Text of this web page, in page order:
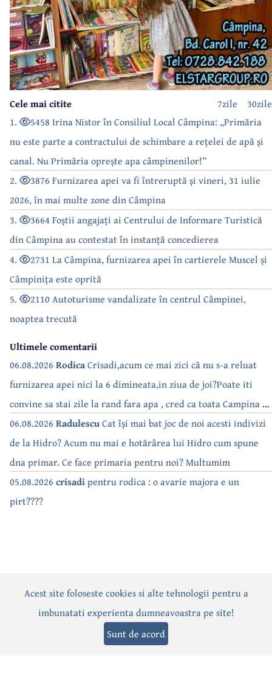
30zile
7zile
Cele mai citite
1.
5458 Irina Nistor în Consiliul Local Câmpina: „Primăria
nu este parte a contractului de schimbare a rețelei de apă și
canal. Nu Primăria oprește apa câmpinenilor!”
2.
3876 Furnizarea apei va fi întreruptă și vineri, 31 iulie
2026, în mai multe zone din Câmpina
3.
3664 Foștii angajați ai Centrului de Informare Turistică
din Câmpina au contestat în instanță concedierea
4.
2731 La Câmpina, furnizarea apei în cartierele Muscel și
Câmpinița este oprită
5.
2110 Autoturisme vandalizate în centrul Câmpinei,
noaptea trecută
Ultimele comentarii
06.08.2026 RodicaCrisadi,acum ce mai zici că nu s-a reluat
furnizarea apei nici la 6 dimineata,in ziua de joi?Poate iti
convine sa stai zile la rand fara apa , cred ca toata Campina s-
a săturat de cate ori se tot oprește apa!!
06.08.2026 RadulescuCat își mai bat joc de noi acesti indivizi
de la Hidro? Acum nu mai e hotărârea lui Hidro cum spune
dna primar. Ce face primaria pentru noi? Multumim
05.08.2026 crisadipentru rodica : o avarie majora e un
pirt????
ActualitatePoliticăSocialEvenimentInterviuri
Editorial Sport Anunțuri
Acest site foloseste cookies si alte tehnologii pentru a
imbunatati experienta dumneavoastra pe site!
Sunt de acord